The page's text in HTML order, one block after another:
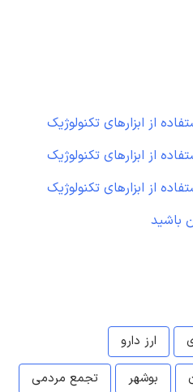
از ابزارهای تکنولوژیک
از ابزارهای تکنولوژیک
از ابزارهای تکنولوژیک
باشید
ارز دارو
بوشهر
تجمع مردمی